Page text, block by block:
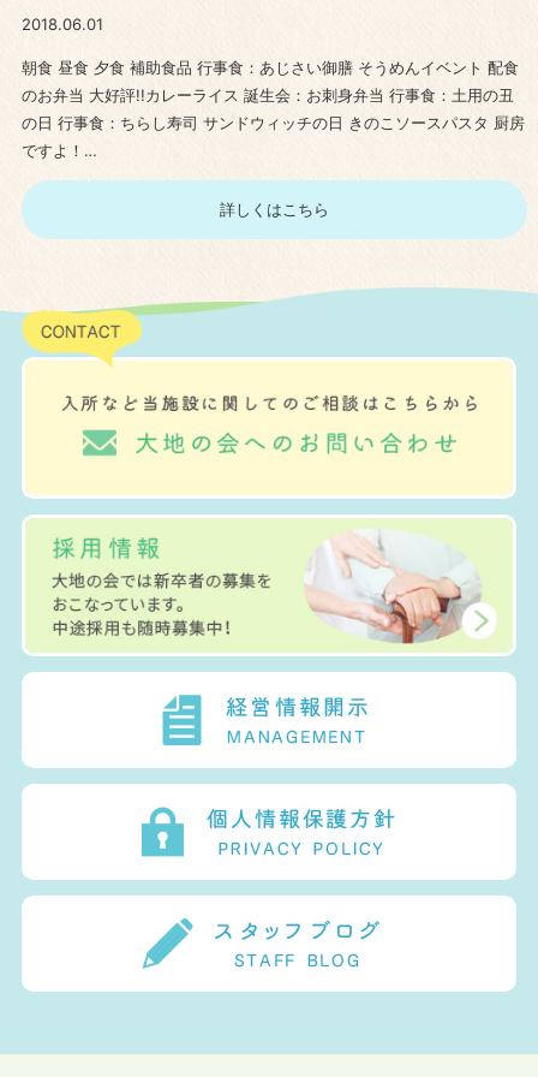
2018.06.01
朝食 昼食 夕食 補助食品 行事食：あじさい御膳 そうめんイベント 配食
のお弁当 大好評!!カレーライス 誕生会：お刺身弁当 行事食：土用の丑
の日 行事食：ちらし寿司 サンドウィッチの日 きのこソースパスタ 厨房
ですよ！…
詳しくはこちら